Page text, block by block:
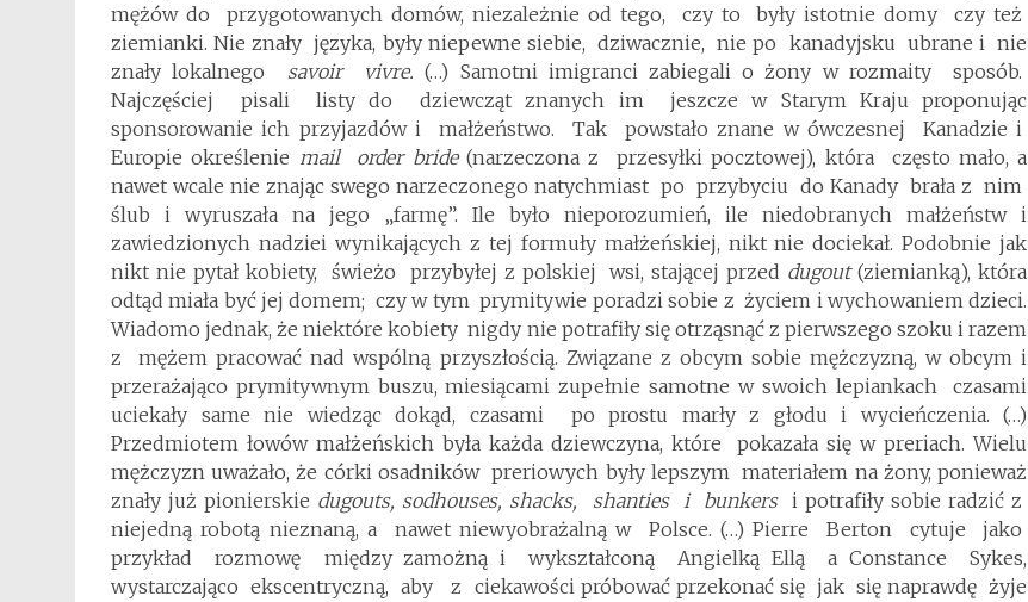
mężów do przygotowanych domów, niezależnie od tego, czy to były istotnie domy czy też
ziemianki. Nie znały języka, były niepewne siebie, dziwacznie, nie po kanadyjsku ubrane i nie
znały lokalnego savoir vivre.(…) Samotni imigranci zabiegali o żony w rozmaity sposób.
Najczęściej pisali listy do dziewcząt znanych im jeszcze w Starym Kraju proponując
sponsorowanie ich przyjazdów i małżeństwo. Tak powstało znane w ówczesnej Kanadzie i
Europie określenie mail order bride(narzeczona z przesyłki pocztowej), która często mało, a
nawet wcale nie znając swego narzeczonego natychmiast po przybyciu do Kanady brała z nim
ślub i wyruszała na jego „farmę”. Ile było nieporozumień, ile niedobranych małżeństw i
zawiedzionych nadziei wynikających z tej formuły małżeńskiej, nikt nie dociekał. Podobnie jak
nikt nie pytał kobiety, świeżo przybyłej z polskiej wsi, stającej przed dugout(ziemianką), która
odtąd miała być jej domem; czy w tym prymitywie poradzi sobie z życiem i wychowaniem dzieci.
Wiadomo jednak, że niektóre kobiety nigdy nie potrafiły się otrząsnąć z pierwszego szoku i razem
z mężem pracować nad wspólną przyszłością. Związane z obcym sobie mężczyzną, w obcym i
przerażająco prymitywnym buszu, miesiącami zupełnie samotne w swoich lepiankach czasami
uciekały same nie wiedząc dokąd, czasami po prostu marły z głodu i wycieńczenia. (…)
Przedmiotem łowów małżeńskich była każda dziewczyna, które pokazała się w preriach. Wielu
mężczyzn uważało, że córki osadników preriowych były lepszym materiałem na żony, ponieważ
znały już pionierskie dugouts, sodhouses, shacks, shanties i bunkersi potrafiły sobie radzić z
niejedną robotą nieznaną, a nawet niewyobrażalną w Polsce. (…) Pierre Berton cytuje jako
przykład rozmowę między zamożną i wykształconą Angielką Ellą a Constance Sykes,
wystarczająco ekscentryczną, aby z ciekawości próbować przekonać się jak się naprawdę żyje